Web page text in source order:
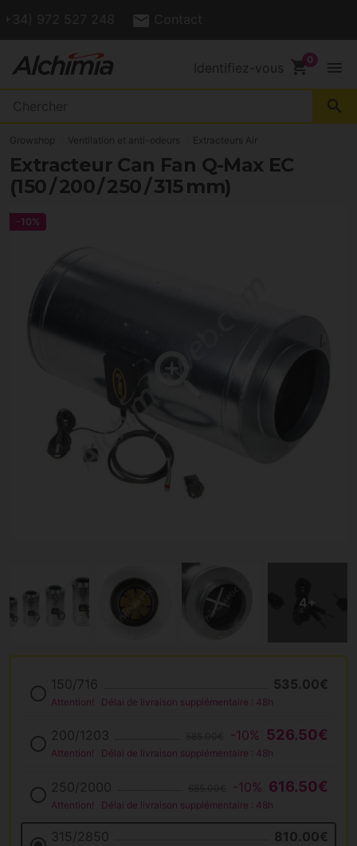
(+34) 972 527 248
Identifiez-vous shopping_cart menu
search
Growshop Ventilation et anti-odeurs Extracteurs Air
Extracteur Can Fan Q-Max EC
(150 / 200 / 250 / 315 mm)
-10%
150/716 535.00€
Attention! Délai de livraison supplémentaire : 48h
200/1203 -10% 526.50€
Attention! Délai de livraison supplémentaire : 48h
250/2000 -10% 616.50€
Attention! Délai de livraison supplémentaire : 48h
315/2850 810.00€